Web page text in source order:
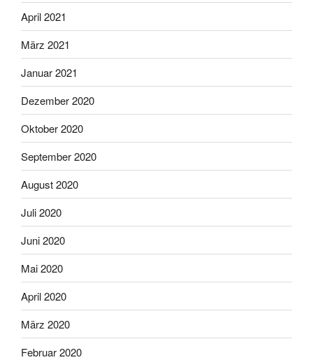
April 2021
März 2021
Januar 2021
Dezember 2020
Oktober 2020
September 2020
August 2020
Juli 2020
Juni 2020
Mai 2020
April 2020
März 2020
Februar 2020